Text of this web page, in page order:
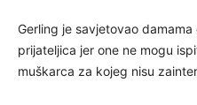
Gerling je savjetovao damama
prijateljica jer one ne mogu
muškarca za kojeg nisu